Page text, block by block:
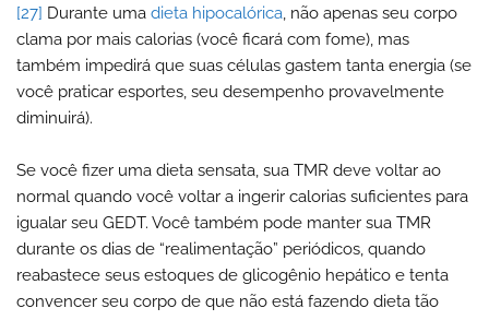
[27] Durante uma dieta hipocalórica, não apenas seu corpo
clama por mais calorias (você ficará com fome), mas
também impedirá que suas células gastem tanta energia (se
você praticar esportes, seu desempenho provavelmente
diminuirá).
Se você fizer uma dieta sensata, sua TMR deve voltar ao
normal quando você voltar a ingerir calorias suficientes para
igualar seu GEDT. Você também pode manter sua TMR
durante os dias de “realimentação” periódicos, quando
reabastece seus estoques de glicogênio hepático e tenta
convencer seu corpo de que não está fazendo dieta tão